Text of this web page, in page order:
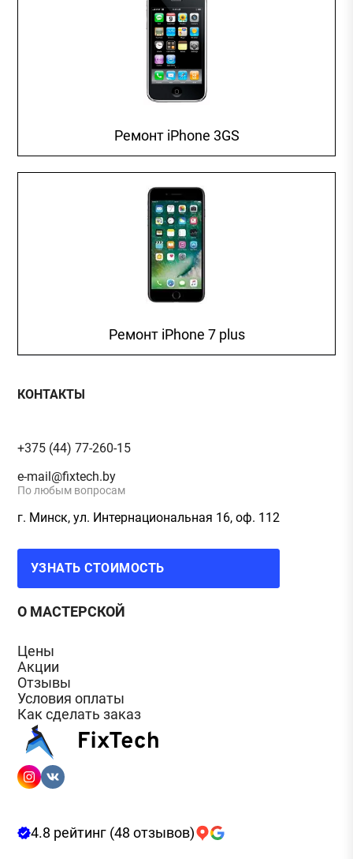
Ремонт iPhone 3GS
Ремонт iPhone 7 plus
КОНТАКТЫ
+375 (44) 77-260-15
e-mail@fixtech.by
По любым вопросам
г. Минск, ул. Интернациональная 16, оф. 112
УЗНАТЬ СТОИМОСТЬ
О МАСТЕРСКОЙ
Цены
Акции
Отзывы
Условия оплаты
Как сделать заказ
4.8 рейтинг (48 отзывов)